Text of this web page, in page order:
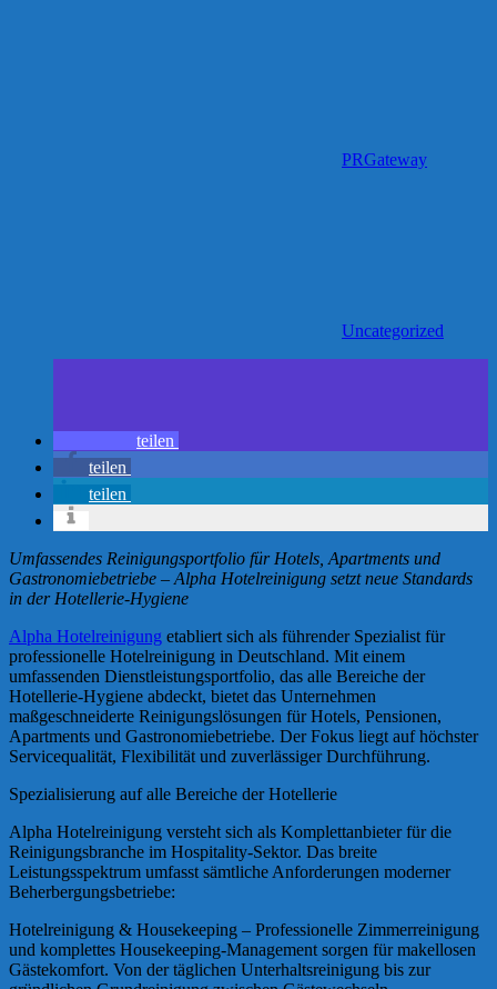
PRGateway
Uncategorized
teilen
teilen
teilen
Umfassendes Reinigungsportfolio für Hotels, Apartments und
Gastronomiebetriebe – Alpha Hotelreinigung setzt neue Standards
in der Hotellerie-Hygiene
Alpha Hotelreinigung etabliert sich als führender Spezialist für
professionelle Hotelreinigung in Deutschland. Mit einem
umfassenden Dienstleistungsportfolio, das alle Bereiche der
Hotellerie-Hygiene abdeckt, bietet das Unternehmen
maßgeschneiderte Reinigungslösungen für Hotels, Pensionen,
Apartments und Gastronomiebetriebe. Der Fokus liegt auf höchster
Servicequalität, Flexibilität und zuverlässiger Durchführung.
Spezialisierung auf alle Bereiche der Hotellerie
Alpha Hotelreinigung versteht sich als Komplettanbieter für die
Reinigungsbranche im Hospitality-Sektor. Das breite
Leistungsspektrum umfasst sämtliche Anforderungen moderner
Beherbergungsbetriebe:
Hotelreinigung & Housekeeping – Professionelle Zimmerreinigung
und komplettes Housekeeping-Management sorgen für makellosen
Gästekomfort. Von der täglichen Unterhaltsreinigung bis zur